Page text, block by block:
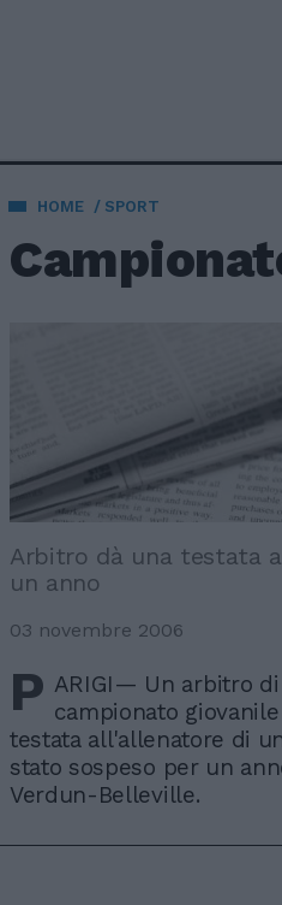
HOME SPORT
Arbitro dà una testata
un anno
03 novembre 2006
P ARIGI— Un arbitro
campionato
testata all'allenatore di
stato sospeso per un
Verdun-Belleville.